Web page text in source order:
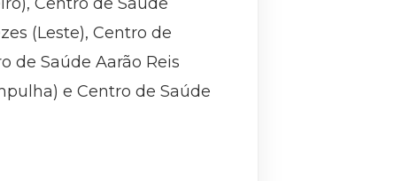
(Leste), Centro de
de Saúde Aarão Reis
e Centro de Saúde